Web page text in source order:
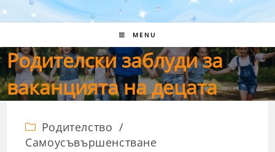
MENU
Родителски заблуди за
ваканцията на децата
Родителство /
Самоусъвършенстване